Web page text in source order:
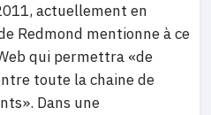
actuellement en
Redmond mentionne à ce
qui permettra «de
toute la chaine de
Dans une